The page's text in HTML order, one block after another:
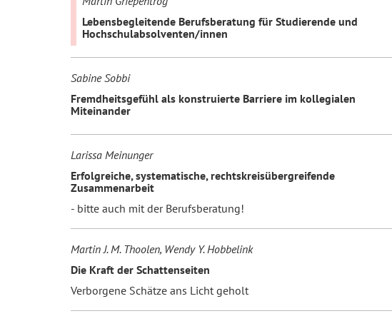
Lebensbegleitende Berufsberatung für Studierende und
Hochschulabsolventen/innen
Sabine Sobbi
Fremdheitsgefühl als konstruierte Barriere im kollegialen
Miteinander
Larissa Meinunger
Erfolgreiche, systematische, rechtskreisübergreifende
Zusammenarbeit
- bitte auch mit der Berufsberatung!
Martin J. M. Thoolen, Wendy Y. Hobbelink
Die Kraft der Schattenseiten
Verborgene Schätze ans Licht geholt